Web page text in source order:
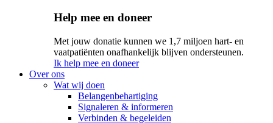
Help mee en doneer
Met jouw donatie kunnen we 1,7 miljoen hart- en
vaatpatiënten onafhankelijk blijven ondersteunen.
Ik help mee en doneer
Over ons
Wat wij doen
Belangenbehartiging
Signaleren & informeren
Verbinden & begeleiden